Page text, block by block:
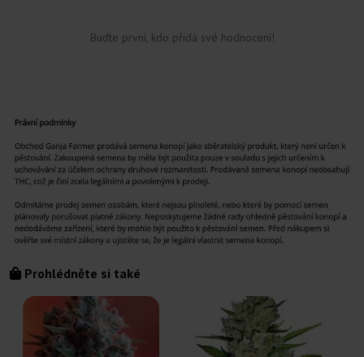
Buďte první, kdo přidá své hodnocení!
Prohlédněte si také